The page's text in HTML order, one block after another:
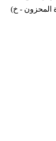
وسلوة المحزون - خ)